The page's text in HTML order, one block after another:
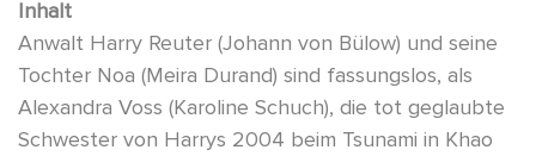
Inhalt
Anwalt Harry Reuter (Johann von Bülow) und seine
Tochter Noa (Meira Durand) sind fassungslos, als
Alexandra Voss (Karoline Schuch), die tot geglaubte
Schwester von Harrys 2004 beim Tsunami in Khao